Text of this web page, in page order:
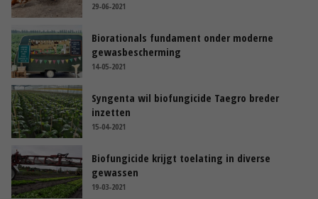
29-06-2021
Biorationals fundament onder moderne
gewasbescherming
14-05-2021
Syngenta wil biofungicide Taegro breder
inzetten
15-04-2021
Biofungicide krijgt toelating in diverse
gewassen
19-03-2021